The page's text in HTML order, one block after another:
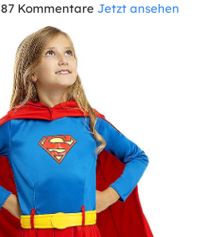
87 Kommentare Jetzt ansehen